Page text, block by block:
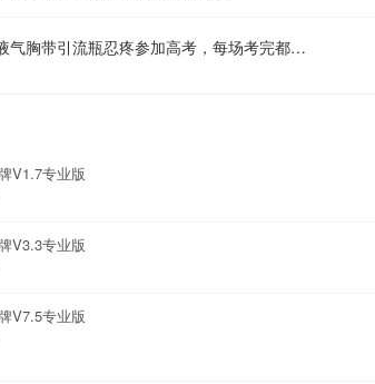
甘肃一考生突患液气胸带引流瓶忍疼参加高考，每场考完都需回医院吸氧，姐姐：他不想放弃当医生的梦想
V1.7专业版
V3.3专业版
V7.5专业版